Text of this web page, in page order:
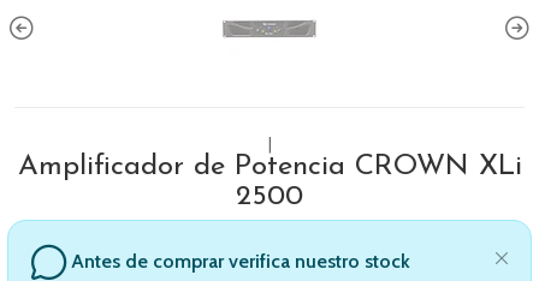
Amplificador de Potencia CROWN XLi
2500
Antes de comprar verifica nuestro stock